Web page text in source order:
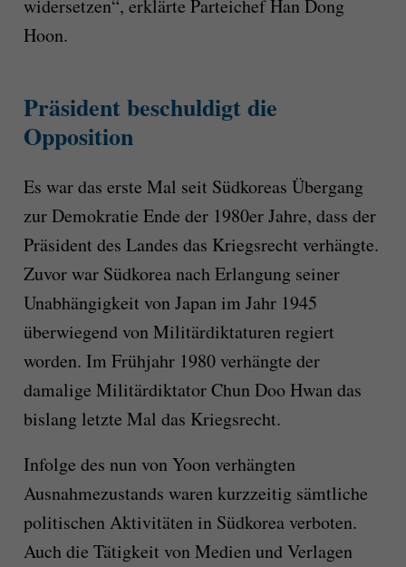
widersetzen“, erklärte Parteichef Han Dong
Hoon.
Präsident beschuldigt die
Opposition
Es war das erste Mal seit Südkoreas Übergang
zur Demokratie Ende der 1980er Jahre, dass der
Präsident des Landes das Kriegsrecht verhängte.
Zuvor war Südkorea nach Erlangung seiner
Unabhängigkeit von Japan im Jahr 1945
überwiegend von Militärdiktaturen regiert
worden. Im Frühjahr 1980 verhängte der
damalige Militärdiktator Chun Doo Hwan das
bislang letzte Mal das Kriegsrecht.
Infolge des nun von Yoon verhängten
Ausnahmezustands waren kurzzeitig sämtliche
politischen Aktivitäten in Südkorea verboten.
Auch die Tätigkeit von Medien und Verlagen